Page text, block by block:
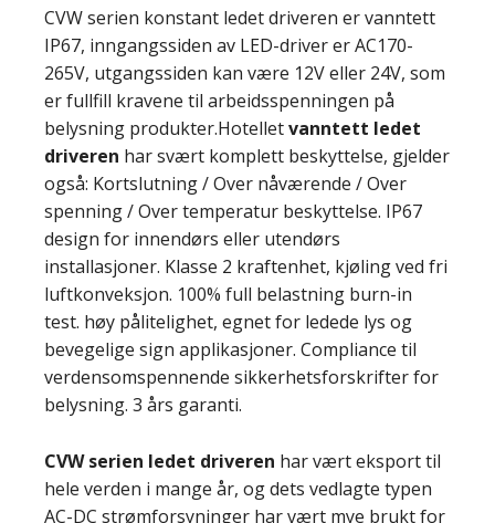
CVW serien konstant ledet driveren er vanntett
IP67, inngangssiden av LED-driver er AC170-
265V, utgangssiden kan være 12V eller 24V, som
er fullfill kravene til arbeidsspenningen på
belysning produkter.Hotelletvanntett ledet
driveren har svært komplett beskyttelse, gjelder
også: Kortslutning / Over nåværende / Over
spenning / Over temperatur beskyttelse. IP67
design for innendørs eller utendørs
installasjoner. Klasse 2 kraftenhet, kjøling ved fri
luftkonveksjon. 100% full belastning burn-in
test. høy pålitelighet, egnet for ledede lys og
bevegelige sign applikasjoner. Compliance til
verdensomspennende sikkerhetsforskrifter for
belysning. 3 års garanti.
CVW serien ledet driveren har vært eksport til
hele verden i mange år, og dets vedlagte typen
AC-DC strømforsyninger har vært mye brukt for